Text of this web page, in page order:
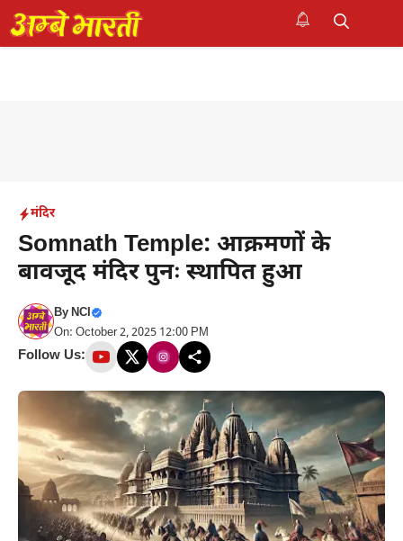
Skip
to
मंदिर
Somnath Temple: आक्रमणों के
बावजूद मंदिर पुनः स्थापित हुआ
ByNCI
On: October 2, 2025 12:00 PM
Follow Us: